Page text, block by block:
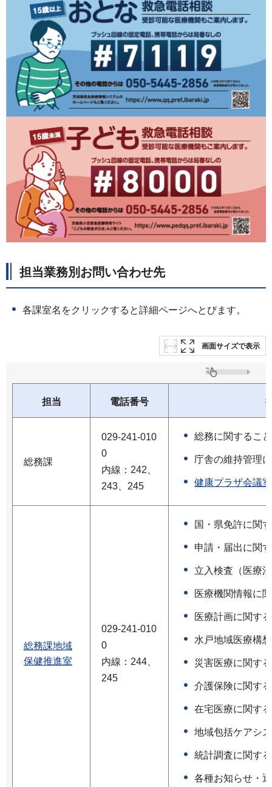
担当業務別お問い合わせ先
各課室名をクリックすると詳細ページへとびます。
画面サイズで表示
担当 電話番号
総務課
029-241-010
0
内線：242、
243、245
総務に関すること
庁舎の維持管理
健康プラザ会議
総務課地域
保健推進室
029-241-010
0
内線：244、
245
国・県免許に関
申請・届出に関
立入検査（医療
医療機関情報に
医療計画に関す
水戸地域医療構
災害医療に関す
介護保険に関す
在宅医療に関す
地域包括ケアシ
統計調査に関す
各種お知らせ・